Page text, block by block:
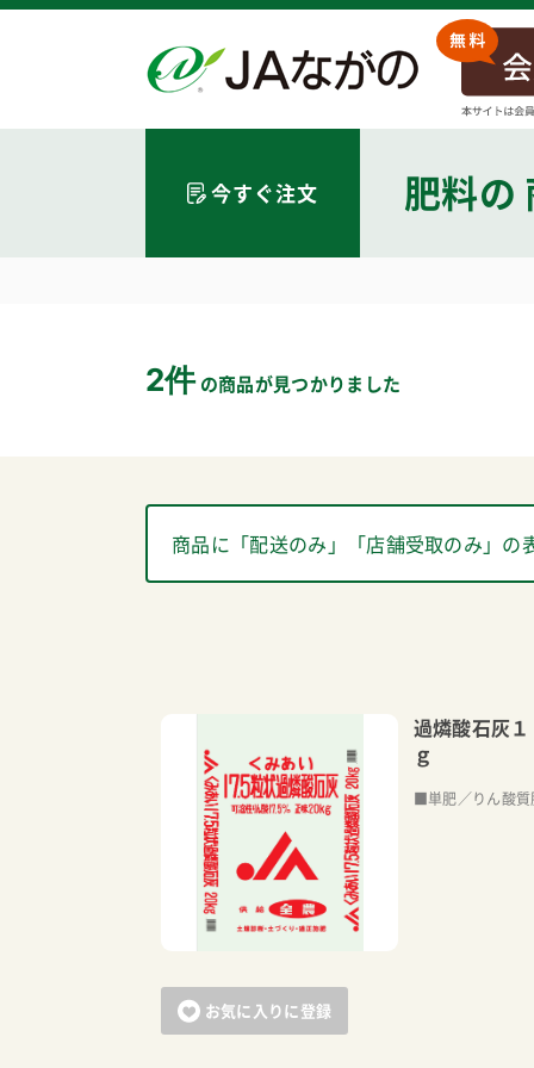
今すぐ注文 肥料の
2件 の商品が見つかりました
商品に「配送のみ」「店舗受取のみ」
お気に入りに登録
過燐酸石灰
ｇ
■単肥／りん酸質